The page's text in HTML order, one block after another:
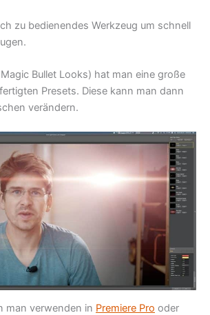
zu bedienendes Werkzeug um schnell
Bullet Looks) hat man eine große
Presets. Diese kann man dann
verändern.
man verwenden in Premiere Pro oder